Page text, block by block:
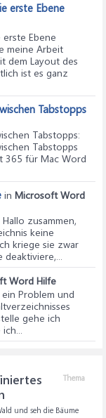
erste Ebene
Ebene
meine Arbeit
dem Layout des
ist es ganz
Tabstopps
Tabstopps:
Tabstopps
für Mac Word
in Microsoft Word
Hallo zusammen,
keine
kriege sie zwar
deaktiviere,...
Word Hilfe
Problem und
gehe ich
Thema
und seh die Bäume